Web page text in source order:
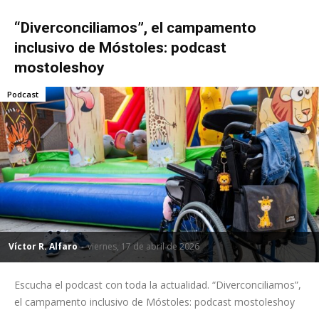
“Diverconciliamos”, el campamento
inclusivo de Móstoles: podcast
mostoleshoy
Víctor R. Alfaro - viernes, 17 de abril de 2026
Podcast
Escucha el podcast con toda la actualidad. “Diverconciliamos”,
el campamento inclusivo de Móstoles: podcast mostoleshoy